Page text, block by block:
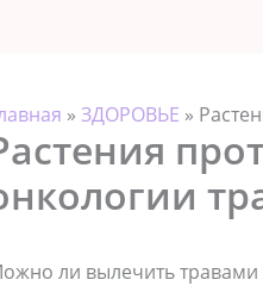
» ЗДОРОВЬЕ »
ли вылечить травами